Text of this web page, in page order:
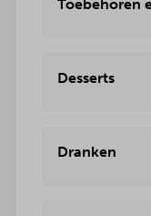
Toebehoren
Desserts
Dranken